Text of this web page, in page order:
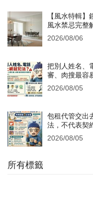
【風水特輯
風水禁忌完整
2026/08/06
把別人姓名、
審、肉搜最容
2026/08/05
包租代管交出
法，不代表契
2026/08/05
所有標籤